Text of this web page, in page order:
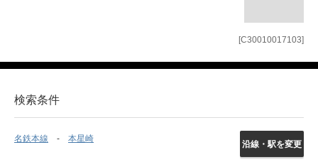
[C30010017103]
検索条件
名鉄本線 本星崎
沿線・駅を変更